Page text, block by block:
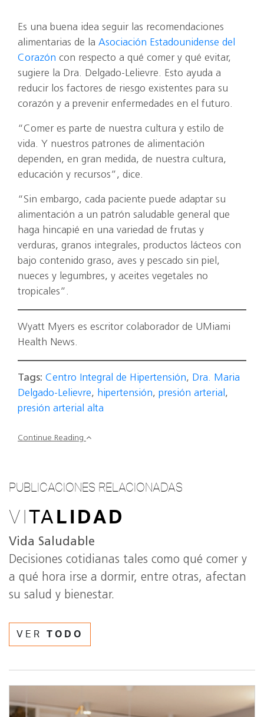
Es una buena idea seguir las recomendaciones
alimentarias de la Asociación Estadounidense del
Corazón con respecto a qué comer y qué evitar,
sugiere la Dra. Delgado-Lelievre. Esto ayuda a
reducir los factores de riesgo existentes para su
corazón y a prevenir enfermedades en el futuro.
“Comer es parte de nuestra cultura y estilo de
vida. Y nuestros patrones de alimentación
dependen, en gran medida, de nuestra cultura,
educación y recursos”, dice.
“Sin embargo, cada paciente puede adaptar su
alimentación a un patrón saludable general que
haga hincapié en una variedad de frutas y
verduras, granos integrales, productos lácteos con
bajo contenido graso, aves y pescado sin piel,
nueces y legumbres, y aceites vegetales no
tropicales”.
Wyatt Myers es escritor colaborador de UMiami
Health News.
Tags: Centro Integral de Hipertensión, Dra. Maria
Delgado-Lelievre, hipertensión, presión arterial ,
presión arterial alta
Continue Reading
PUBLICACIONES RELACIONADAS
VITA LIDAD
Vida Saludable
Decisiones cotidianas tales como qué comer y
a qué hora irse a dormir, entre otras, afectan
su salud y bienestar.
VER TODO